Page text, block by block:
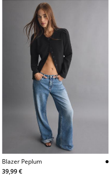
Blazer Peplum
39,99 €